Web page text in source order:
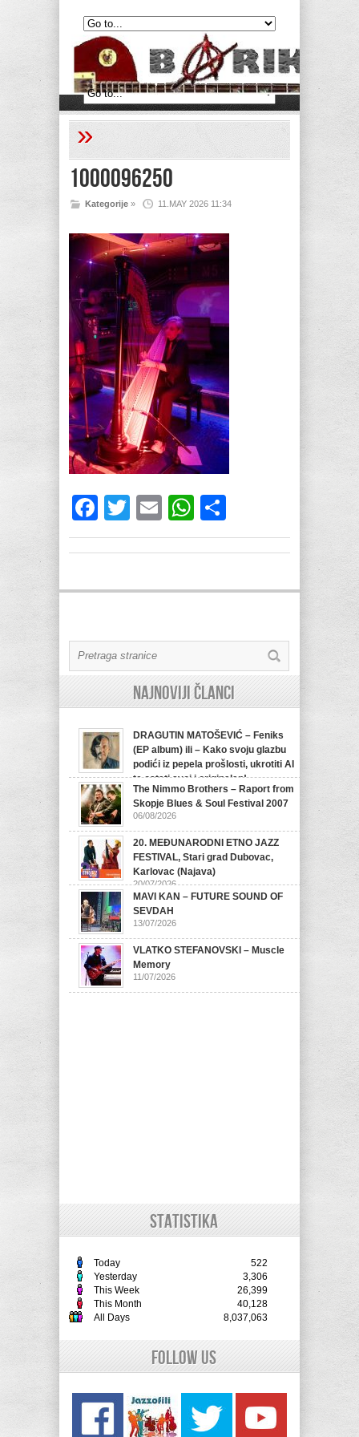
»
1000096250
11.MAY 2026 11:34
Kategorije »
Facebook
Twitter
EmailWhatsApp
Najnoviji članci
DRAGUTIN MATOŠEVIĆ – Feniks
(EP album) ili – Kako svoju glazbu
podići iz pepela prošlosti, ukrotiti AI
te ostati svoj i originalan!
07/08/2026
The Nimmo Brothers – Raport from
Skopje Blues & Soul Festival 2007
06/08/2026
20. MEĐUNARODNI ETNO JAZZ
FESTIVAL, Stari grad Dubovac,
Karlovac (Najava)
20/07/2026
MAVI KAN – FUTURE SOUND OF
SEVDAH
13/07/2026
VLATKO STEFANOVSKI – Muscle
Memory
11/07/2026
STATISTIKA
Today
522
Yesterday
3,306
This Week
26,399
This Month
40,128
All Days
8,037,063
Follow Us